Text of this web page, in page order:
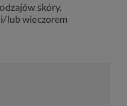
skóry.
lub wieczorem